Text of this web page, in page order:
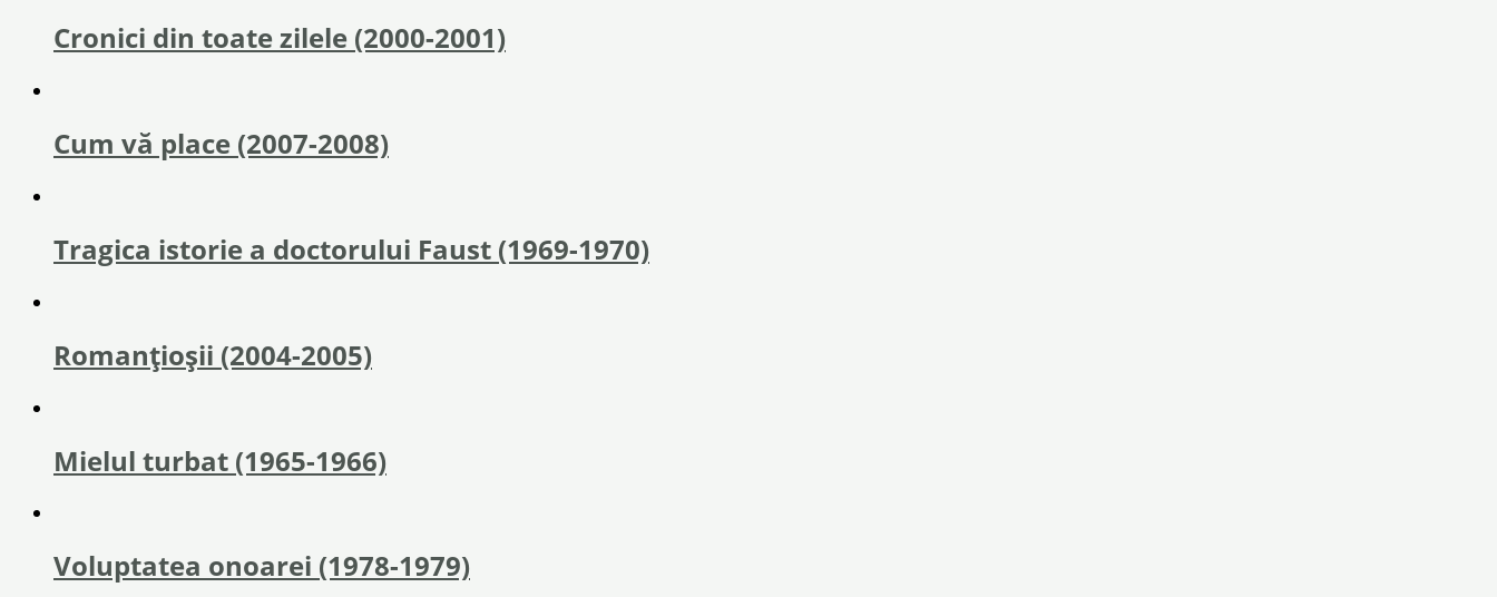
Cronici din toate zilele (2000-2001)
Cum vă place (2007-2008)
Tragica istorie a doctorului Faust (1969-1970)
Romanțioșii (2004-2005)
Mielul turbat (1965-1966)
Voluptatea onoarei (1978-1979)